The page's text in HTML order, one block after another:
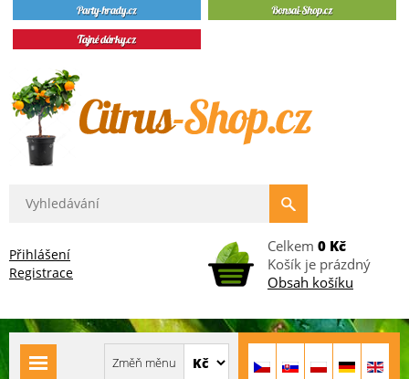
Přihlášení
Registrace
Celkem 0 Kč
Košík je prázdný
Obsah košíku